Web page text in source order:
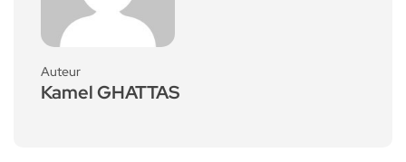
Auteur
Kamel GHATTAS